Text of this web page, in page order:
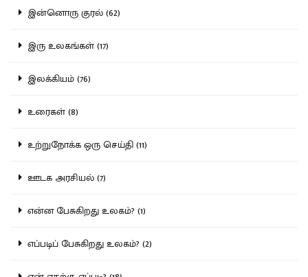
இன்னொரு குரல் (62)
இரு உலகங்கள் (17)
இலக்கியம் (76)
உரைகள் (8)
உற்றுநோக்க ஒரு செய்தி (11)
ஊடக அரசியல் (7)
என்ன பேசுகிறது உலகம்? (1)
எப்படிப் பேசுகிறது உலகம்? (2)